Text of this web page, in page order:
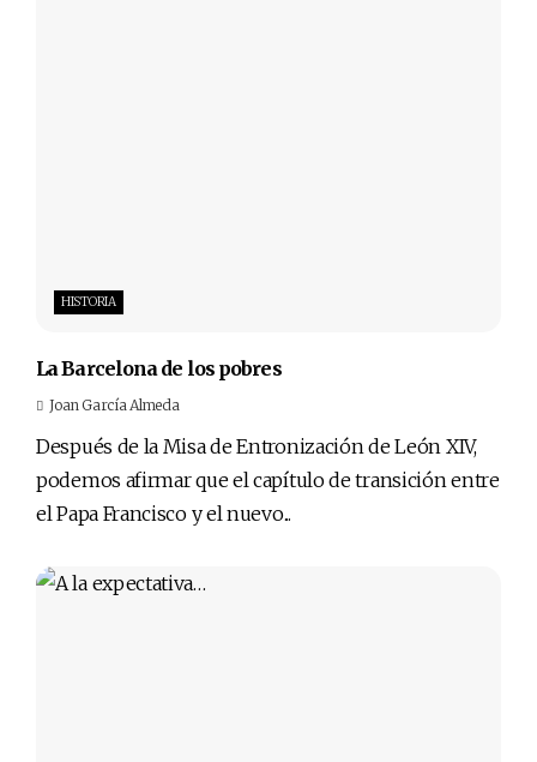
HISTORIA
La Barcelona de los pobres
Joan García Almeda
Después de la Misa de Entronización de León XIV,
podemos afirmar que el capítulo de transición entre
el Papa Francisco y el nuevo...